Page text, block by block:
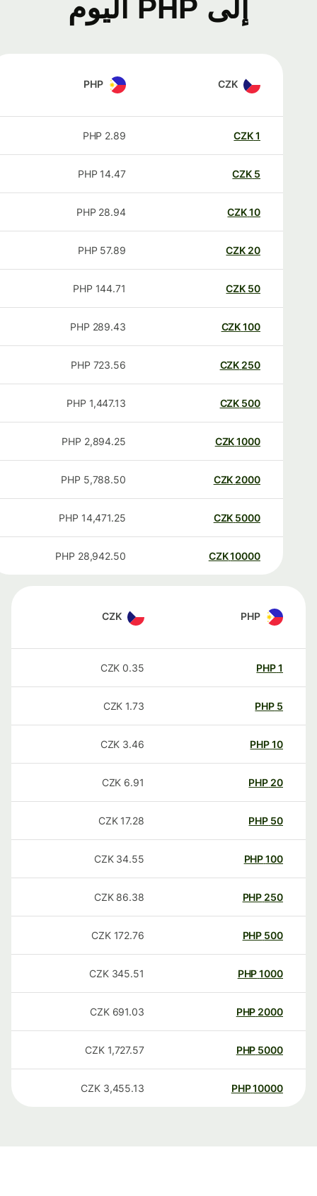
إلى PHP اليوم
CZK
PHP
CZK
2.89
PHP
CZK
14.47
PHP
CZK
28.94
PHP
20
CZK
57.89
PHP
50
CZK
144.71
PHP
100
CZK
289.43
PHP
250
CZK
723.56
PHP
500
CZK
1,447.13
PHP
1000
CZK
2,894.25
PHP
2000
CZK
5,788.50
PHP
5000
CZK
14,471.25
PHP
10000
CZK
28,942.50
PHP
PHP
CZK
PHP
0.35
CZK
PHP
1.73
CZK
PHP
3.46
CZK
20
PHP
6.91
CZK
50
PHP
17.28
CZK
100
PHP
34.55
CZK
250
PHP
86.38
CZK
500
PHP
172.76
CZK
1000
PHP
345.51
CZK
2000
PHP
691.03
CZK
5000
PHP
1,727.57
CZK
10000
PHP
3,455.13
CZK